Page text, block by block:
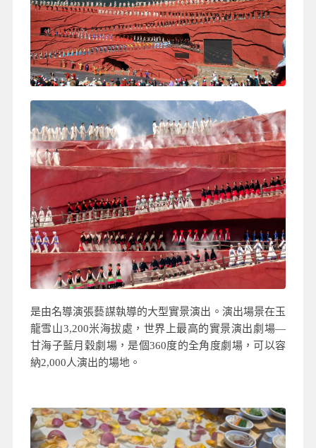
是由名導演張藝謀執導的大型實景演出。演出場景在玉
龍雪山3,200米海拔處，世界上最高的實景演出劇場—
甘海子藍月穀劇場，是個360度的全角度劇場，可以容
納2,000人演出的場地。